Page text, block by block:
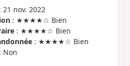
: 21 nov. 2022
: ★★★★☆ Bien
: ★★★★☆ Bien
: ★★★★☆ Bien
: Non